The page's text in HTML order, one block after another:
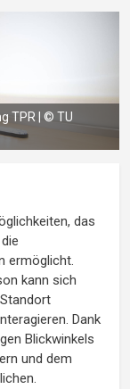
TPR | © TU
das
ermöglicht.
kann sich
Dank
Blickwinkels
und dem